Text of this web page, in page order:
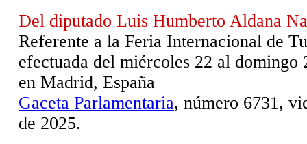
Del diputado Luis Humberto Aldana
Referente a la Feria Internacional de
efectuada del miércoles 22 al domingo
en Madrid, España
Gaceta Parlamentaria, número 6731,
de 2025.